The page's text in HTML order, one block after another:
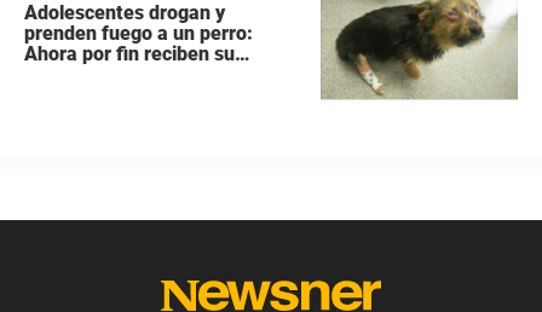
Adolescentes drogan y
prenden fuego a un perro:
Ahora por fin reciben su